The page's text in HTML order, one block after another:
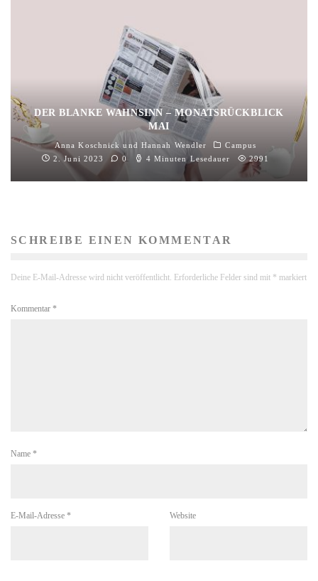
DER BLANKE WAHNSINN – MONATSRÜCKBLICK
MAI
Anna Koschnick und Hannah Wendler
Campus
2. Juni 2023
0 4 Minuten Lesedauer 2991
SCHREIBE EINEN KOMMENTAR
Deine E-Mail-Adresse wird nicht veröffentlicht. Erforderliche Felder sind mit * markiert
Kommentar *
Name *
E-Mail-Adresse * Website